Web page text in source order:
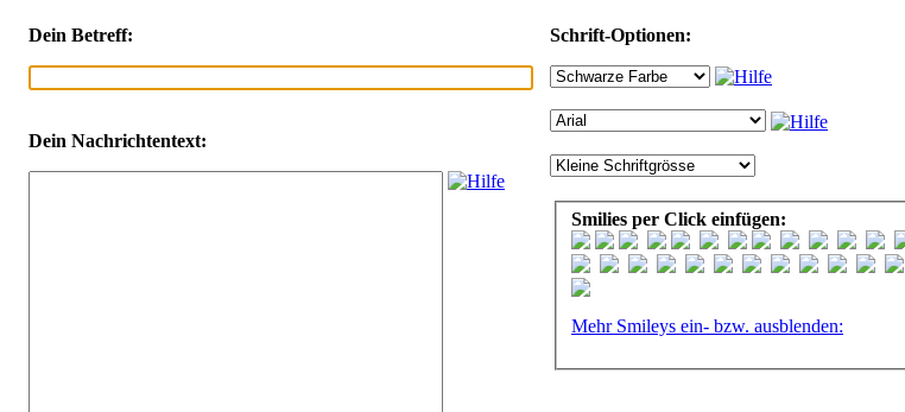
Dein Betreff:
Dein Nachrichtentext:
Schrift-Optionen:
Smilies per Click einfügen:
Mehr Smileys ein- bzw. ausblenden: